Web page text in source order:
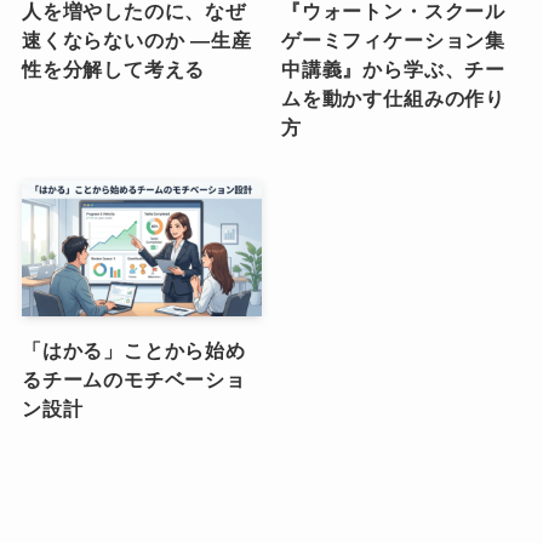
人を増やしたのに、なぜ
速くならないのか ―生産
性を分解して考える
『ウォートン・スクール
ゲーミフィケーション集
中講義』から学ぶ、チー
ムを動かす仕組みの作り
方
「はかる」ことから始め
るチームのモチベーショ
ン設計